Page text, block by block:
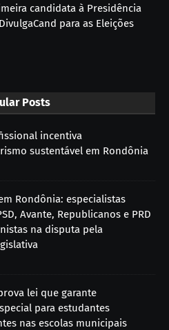
candidata à Presidência
para as Eleições
Posts
incentiva
sustentável em Rondônia
Rondônia: especialistas
Avante, Republicanos e PRD
na disputa pela
lei que garante
para estudantes
nas escolas municipais